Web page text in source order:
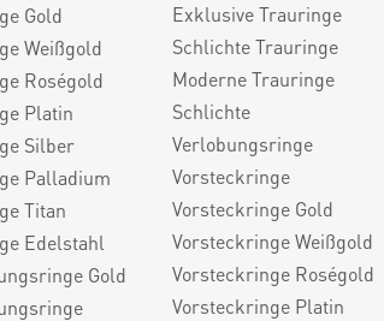
Gold
Weißgold
Roségold
Platin
Silber
Palladium
Titan
Edelstahl
Gold
Exklusive Trauringe
Schlichte Trauringe
Moderne Trauringe
Schlichte
Verlobungsringe
Vorsteckringe
Vorsteckringe Gold
Vorsteckringe Weißgold
Vorsteckringe Roségold
Vorsteckringe Platin